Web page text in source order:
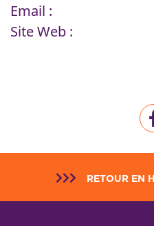
Email :
Site Web :
RETOUR EN